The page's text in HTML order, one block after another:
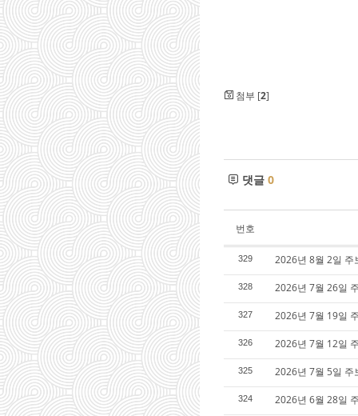
첨부 [2]
댓글 0
번호
329 2026년 8월 2일 주
328 2026년 7월 26일
327 2026년 7월 19일
326 2026년 7월 12일
325 2026년 7월 5일 주
324 2026년 6월 28일